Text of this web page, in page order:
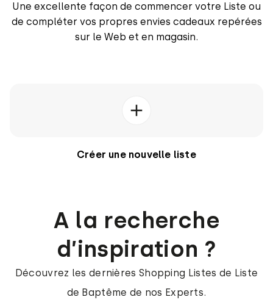
Une excellente façon de commencer votre Liste ou
de compléter vos propres envies cadeaux repérées
sur le Web et en magasin.
Créer une nouvelle liste
A la recherche
d’inspiration ?
Découvrez les dernières Shopping Listes de Liste
de Baptême de nos Experts.